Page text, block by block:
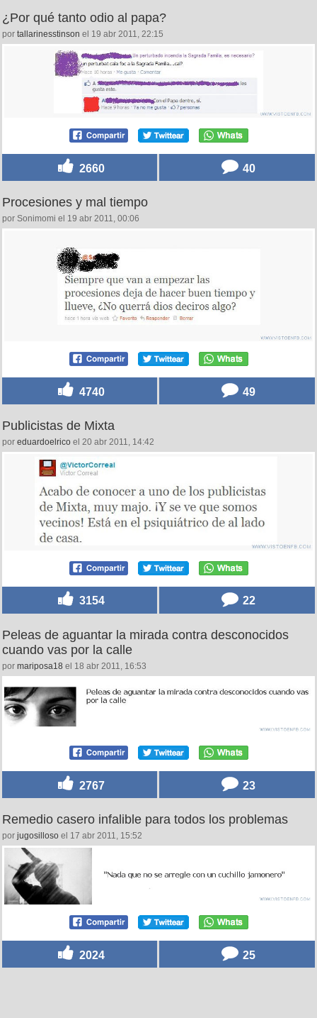
¿Por qué tanto odio al papa?
por tallarinesstinson el 19 abr 2011, 22:15
2660 40
Procesiones y mal tiempo
por Sonimomi el 19 abr 2011, 00:06
4740 49
Publicistas de Mixta
por eduardoelrico el 20 abr 2011, 14:42
3154 22
Peleas de aguantar la mirada contra desconocidos
cuando vas por la calle
por mariposa18 el 18 abr 2011, 16:53
2767 23
Remedio casero infalible para todos los problemas
por jugosilloso el 17 abr 2011, 15:52
2024 25